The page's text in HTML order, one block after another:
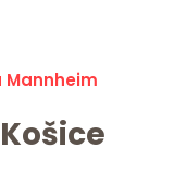
Mannheim